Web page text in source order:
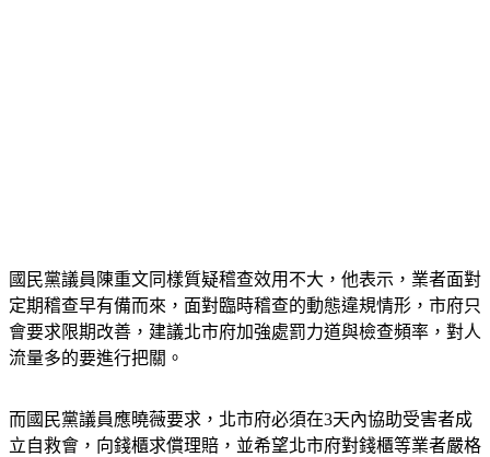
國民黨議員陳重文同樣質疑稽查效用不大，他表示，業者面對
定期稽查早有備而來，面對臨時稽查的動態違規情形，市府只
會要求限期改善，建議北市府加強處罰力道與檢查頻率，對人
而國民黨議員應曉薇要求，北市府必須在3天內協助受害者成